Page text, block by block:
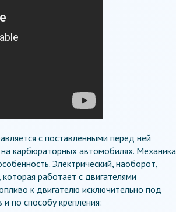
с поставленными перед ней
карбюраторных автомобилях. Механика
Электрический, наоборот,
работает с двигателями
к двигателю исключительно под
по способу крепления: